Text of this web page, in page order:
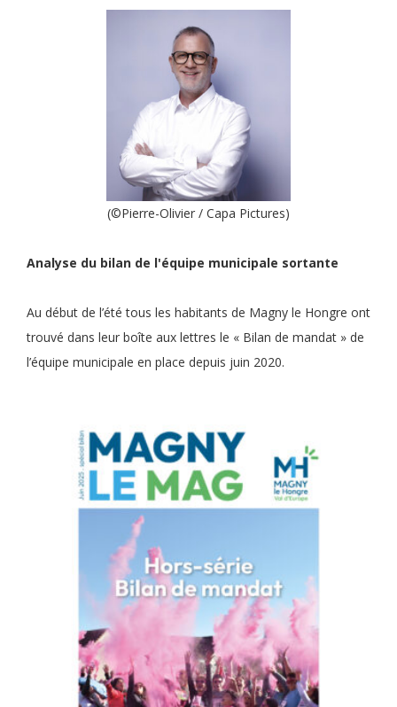
(©Pierre-Olivier / Capa Pictures)
Analyse du bilan de l'équipe municipale sortante
Au début de l’été tous les habitants de Magny le Hongre ont
trouvé dans leur boîte aux lettres le « Bilan de mandat » de
l’équipe municipale en place depuis juin 2020.